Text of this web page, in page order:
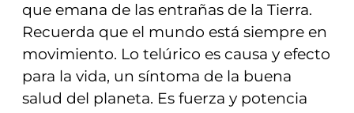
que emana de las entrañas de la Tierra.
Recuerda que el mundo está siempre en
movimiento. Lo telúrico es causa y efecto
para la vida, un síntoma de la buena
salud del planeta. Es fuerza y potencia